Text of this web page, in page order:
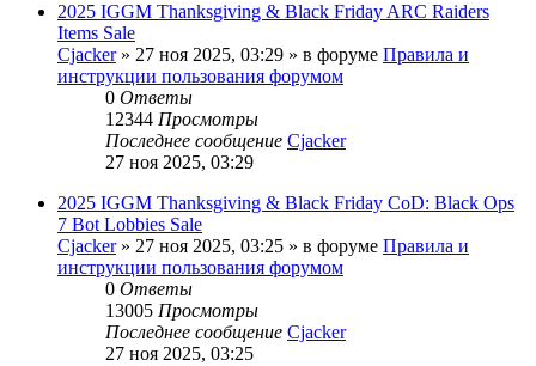
2025 IGGM Thanksgiving & Black Friday ARC Raiders
Items Sale
Cjacker» 27 ноя 2025, 03:29 » в форуме Правила и
инструкции пользования форумом
0 Ответы
12344 Просмотры
Последнее сообщение Cjacker
27 ноя 2025, 03:29
2025 IGGM Thanksgiving & Black Friday CoD: Black Ops
7 Bot Lobbies Sale
Cjacker» 27 ноя 2025, 03:25 » в форуме Правила и
инструкции пользования форумом
0 Ответы
13005 Просмотры
Последнее сообщение Cjacker
27 ноя 2025, 03:25